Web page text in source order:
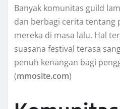
Banyak komunitas guild
dan berbagi cerita tentang
mereka di masa lalu. Hal
suasana festival terasa
penuh kenangan bagi
(mmosite.com)